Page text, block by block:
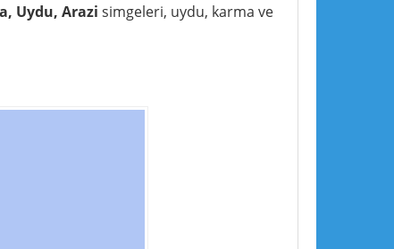
Uydu, Arazi simgeleri, uydu, karma ve